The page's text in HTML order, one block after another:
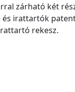
zárható két
irattartók
rekesz.